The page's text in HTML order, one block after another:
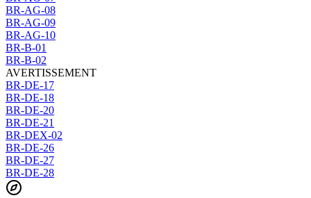
BR-AG-08
BR-AG-09
BR-AG-10
BR-B-01
BR-B-02
AVERTISSEMENT
BR-DE-17
BR-DE-18
BR-DE-20
BR-DE-21
BR-DEX-02
BR-DE-26
BR-DE-27
BR-DE-28